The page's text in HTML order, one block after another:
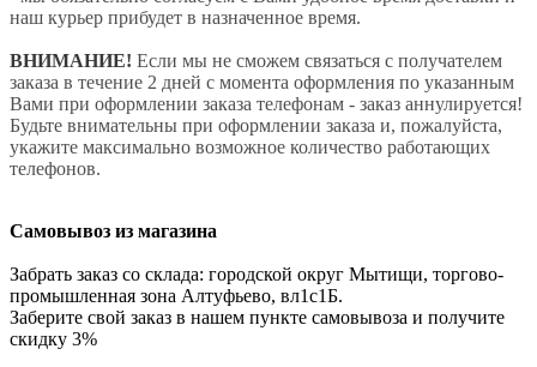
наш курьер прибудет в назначенное время.
ВНИМАНИЕ! Если мы не сможем связаться с получателем
заказа в течение 2 дней с момента оформления по указанным
Вами при оформлении заказа телефонам - заказ аннулируется!
Будьте внимательны при оформлении заказа и, пожалуйста,
укажите максимально возможное количество работающих
телефонов.
Самовывоз из магазина
Забрать заказ со склада: городской округ Мытищи, торгово-
промышленная зона Алтуфьево, вл1с1Б.
Заберите свой заказ в нашем пункте самовывоза и получите
скидку 3%